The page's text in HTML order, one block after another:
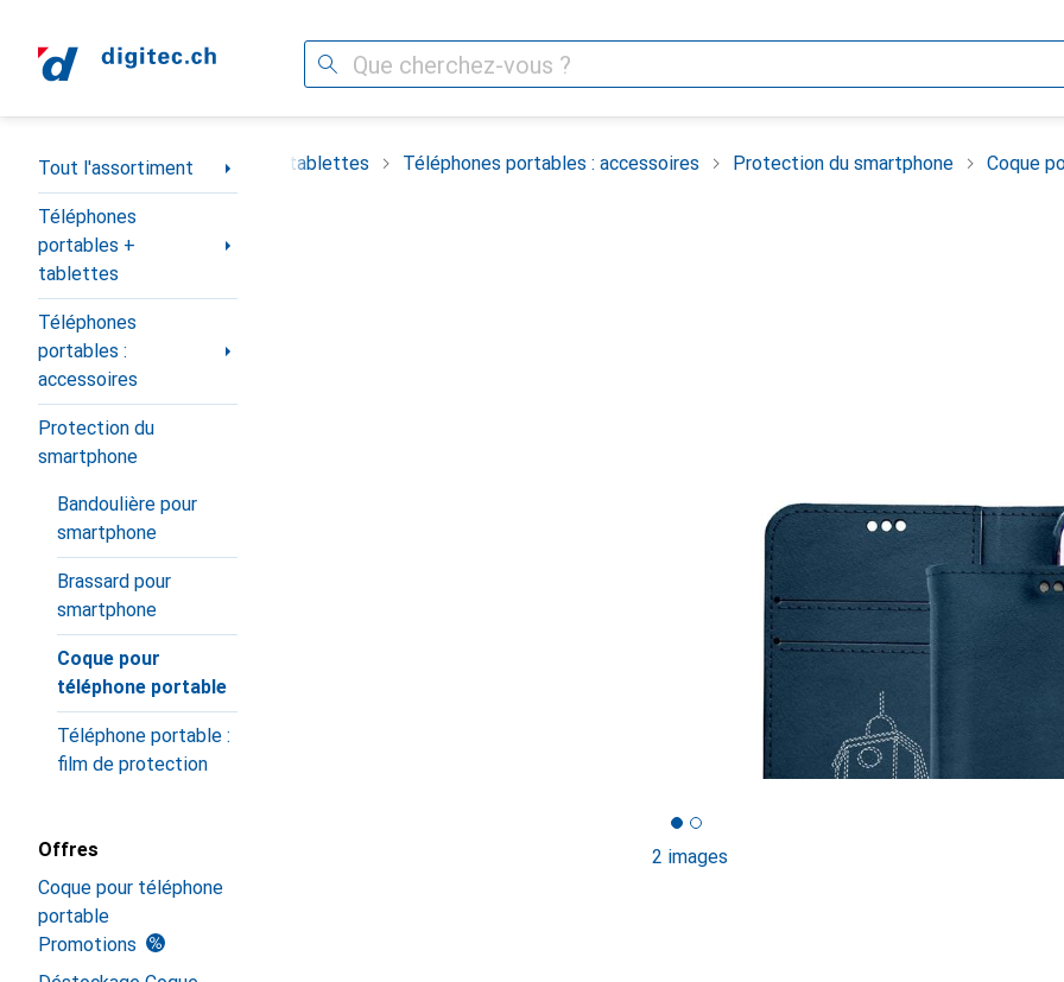
Recherche
Navigation par catégorie
Tout l'assortiment
Téléphones
portables +
tablettes
Téléphones
portables :
accessoires
Protection du
smartphone
Bandoulière pour
smartphone
Brassard pour
smartphone
Coque pour
téléphone portable
Téléphone portable :
film de protection
Offres
Coque pour téléphone
portable
Promotions
Téléphones portables + tablettes Téléphones portables : accessoires Protection du smartphone Coque
2 images